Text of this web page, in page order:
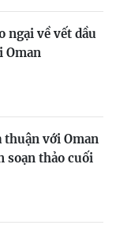
ngại về vết dầu
Oman
với Oman
soạn thảo cuối